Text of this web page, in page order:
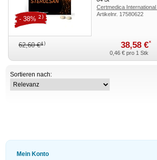
Certmedica
Artikelnr. 17580622
62,60 €4) 38,58 €*
- 38%2)
0,46 €pro 1 Stk
Sortieren nach:
Mein Konto